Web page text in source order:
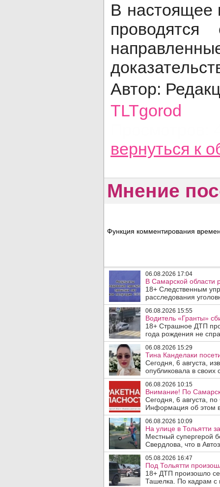
В настоящее
проводятся
Автор:
TLTgorod
вернуться к
Мнение
Функция комментирования
06.08.2026 17:04
В Самарской области
18+ Следственным
расследования
06.08.2026 15:55
Водитель «Гранты»
18+ Страшное ДТП
года рождения не
06.08.2026 15:29
Тина Канделаки
Сегодня, 6 августа,
опубликовала в своих
06.08.2026 10:15
Внимание! По
Сегодня, 6 августа,
Информация об этом
06.08.2026 10:09
На улице в Тольятти
Местный супергерой
Свердлова, что в
05.08.2026 16:47
Под Тольятти
18+ ДТП произошло
Ташелка. По кадрам с